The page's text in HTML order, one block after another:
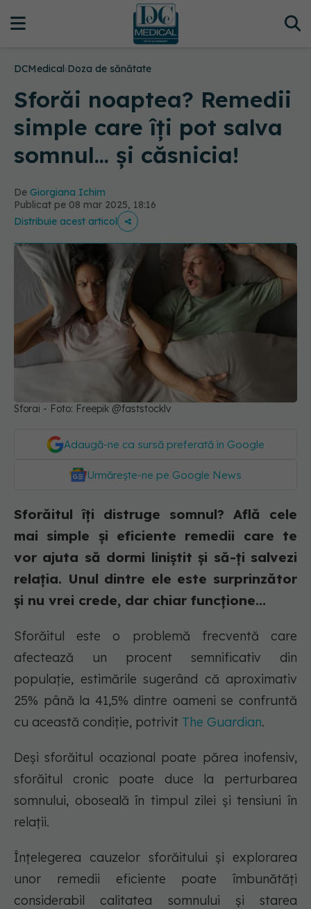
DCMedical›Doza de sănătate
Sforăi noaptea? Remedii
simple care îți pot salva
somnul... și căsnicia!
De Giorgiana Ichim
Publicat pe 08 mar 2025, 18:16
Distribuie acest articol
Sforai - Foto: Freepik @faststocklv
Adaugă-ne ca sursă preferată în Google
Urmărește-ne pe Google News
Sforăitul îți distruge somnul? Află cele
mai simple și eficiente remedii care te
vor ajuta să dormi liniștit și să-ți salvezi
relația. Unul dintre ele este surprinzător
și nu vrei crede, dar chiar funcțione...
Sforăitul este o problemă frecventă care
afectează un procent semnificativ din
populație, estimările sugerând că aproximativ
25% până la 41,5% dintre oameni se confruntă
cu această condiție, potrivit The Guardian.
Deși sforăitul ocazional poate părea inofensiv,
sforăitul cronic poate duce la perturbarea
somnului, oboseală în timpul zilei și tensiuni în
relații.
Înțelegerea cauzelor sforăitului și explorarea
unor remedii eficiente poate îmbunătăți
considerabil calitatea somnului și starea